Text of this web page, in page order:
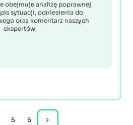
obejmuje analizę poprawnej
sytuacji, odniesienia do
oraz komentarz naszych
ekspertów.
5 6